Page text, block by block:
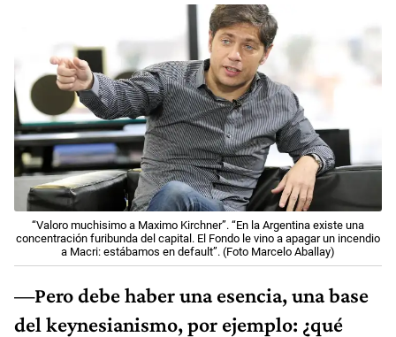
“Valoro muchisimo a Maximo Kirchner”. “En la Argentina existe una
concentración furibunda del capital. El Fondo le vino a apagar un incendio
a Macri: estábamos en default”. (Foto Marcelo Aballay)
—Pero debe haber una esencia, una base
del keynesianismo, por ejemplo: ¿qué